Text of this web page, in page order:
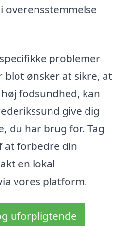
overensstemmelse
problemer
blot ønsker at sikre, at
fodsundhed, kan
give dig
du har brug for. Tag
at forbedre din
en lokal
vores platform.
uforpligtende